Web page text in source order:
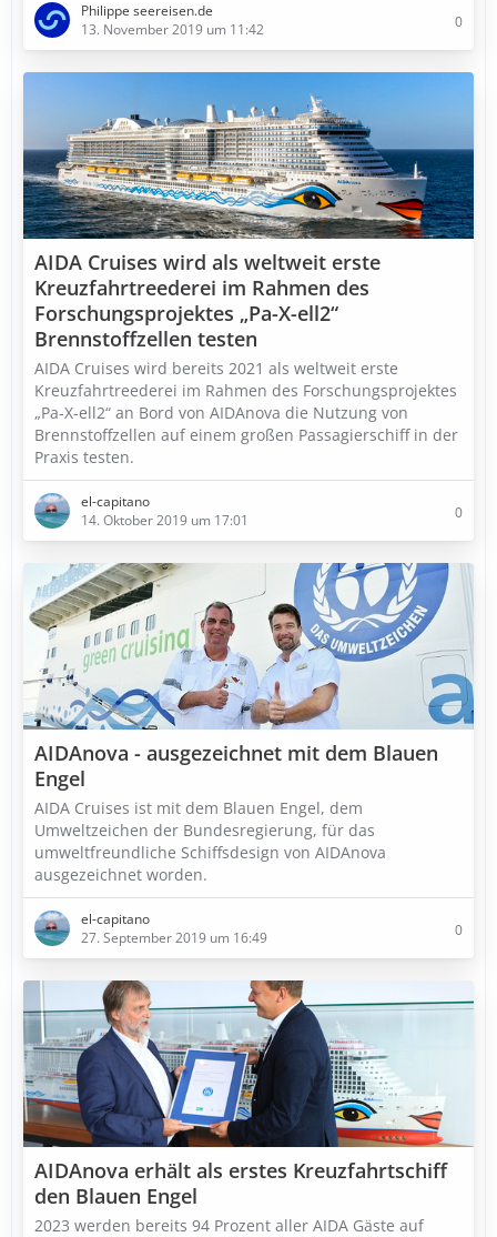
Philippe seereisen.de
13. November 2019 um 11:42
0
AIDA Cruises wird als weltweit erste
Kreuzfahrtreederei im Rahmen des
Forschungsprojektes „Pa-X-ell2“
Brennstoffzellen testen
AIDA Cruises wird bereits 2021 als weltweit erste
Kreuzfahrtreederei im Rahmen des Forschungsprojektes
„Pa-X-ell2“ an Bord von AIDAnova die Nutzung von
Brennstoffzellen auf einem großen Passagierschiff in der
Praxis testen.
el-capitano
14. Oktober 2019 um 17:01
0
AIDAnova - ausgezeichnet mit dem Blauen
Engel
AIDA Cruises ist mit dem Blauen Engel, dem
Umweltzeichen der Bundesregierung, für das
umweltfreundliche Schiffsdesign von AIDAnova
ausgezeichnet worden.
el-capitano
27. September 2019 um 16:49
0
AIDAnova erhält als erstes Kreuzfahrtschiff
den Blauen Engel
2023 werden bereits 94 Prozent aller AIDA Gäste auf